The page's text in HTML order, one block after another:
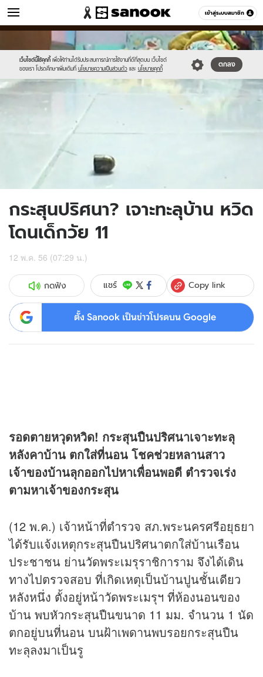
เข้าสู่ระบบสมาชิก
ข่าว หมวดอื่นๆ
เว็บไซต์นี้ใช้คุกกี้ เพื่อให้ท่านได้รับประสบการณ์การใช้งานที่ดีที่สุดบน เว็บไซต์
ของเรา โปรดศึกษาเพิ่มเติมที่ นโยบายความเป็นส่วนตัว และ นโยบายคุกกี้
ตกลง
//s.isanook.com/sr/0/images/logo-
new-
sanook.png
//s.isanook.com/ns/0/ud/237/1185499/news04-
1.jpg
กระสุนปริศนา? เจาะทะลุบ้าน หวิด
โดนเด็กวัย 11
12 พ.ค. 56 (07:29 น.)
กดฟัง แชร์ Copy link
ตั้ง Sanook เป็นข่าวโปรดบน Google
รอดตายหวุดหวิด! กระสุนปืนปริศนาเจาะทะลุ
หลังคาบ้าน ตกใส่ที่นอน โชคช่วยหลานสาว
เจ้าของบ้านลุกออกไปหาเพื่อนพอดี ตำรวจเร่ง
ตามหาเจ้าของกระสุน
(12 พ.ค.) เจ้าหน้าที่ตำรวจ สภ.พระนครศรีอยุธยา
ได้รับแจ้งเหตุกระสุนปืนปริศนาตกใส่บ้านเรือน
ประชาชน ย่านวัดพระเมรุราชิการาม จึงได้เดิน
ทางไปตรวจสอบ ที่เกิดเหตุเป็นบ้านปูนชั้นเดียว
หลังหนึ่ง ตั้งอยู่หน้าวัดพระเมรุฯ ที่ห้องนอนของ
บ้าน พบหัวกระสุนปืนขนาด 11 มม. จำนวน 1 นัด
ตกอยู่บนที่นอน บนฝ้าเพดานพบรอยกระสุนปืน
ทะลุลงมาเป็นรู